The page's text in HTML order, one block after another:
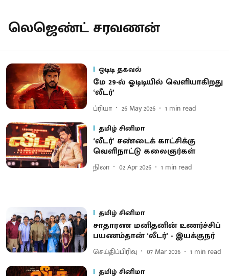
லெஜெண்ட் சரவணன்
ஓடிடி தகவல்
மே 29-ல் ஓடிடியில் வெளியாகிறது
‘லீடர்’
ப்ரியா 26 May 2026 1 min read
தமிழ் சினிமா
‘லீடர்’ சண்​டைக் ​காட்​சிக்கு
வெளிநாட்டு கலைஞர்​கள்
நிலா 02 Apr 2026 1 min read
தமிழ் சினிமா
சா​தாரண மனிதனின் உணர்ச்சிப்
பயணம்​தான் ‘லீடர்’ - இயக்குநர்
செய்திப்பிரிவு 07 Mar 2026 1 min read
தமிழ் சினிமா